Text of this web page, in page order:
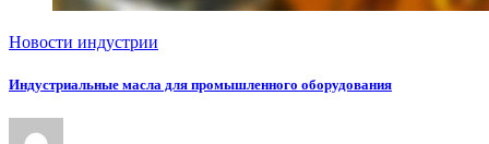
Новости индустрии
Индустриальные масла для промышленного оборудования